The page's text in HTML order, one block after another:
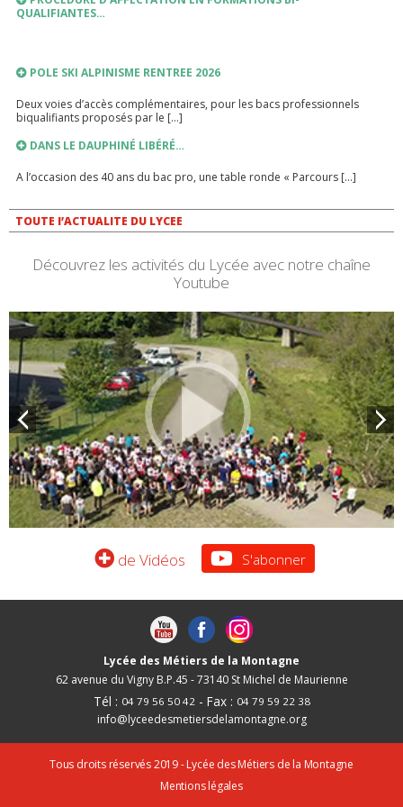
QUALIFIANTES…
POLE SKI ALPINISME RENTREE 2026
Deux voies d’accès complémentaires, pour les bacs professionnels
biqualifiants proposés par le […]
DANS LE DAUPHINÉ LIBÉRÉ…
A l’occasion des 40 ans du bac pro, une table ronde « Parcours […]
LIEN VERS PRONOTE
INSCRIPTIONS ANNEE SCOLAIRE 2026-2027
RENTREE SCOLAIRE 2026-2027
PLANNING DE RENTREE 2026 TROUSSEAU INTERNAT FOURNITURES
SCOLAIRES FRANÇAIS – HISTOIRE GEOGRAPHIE […]
SALON ALPTERNANCE
PROCEDURE D’AFFECTATION EN FORMATIONS BI-
QUALIFIANTES…
TOUTE l’ACTUALITE DU LYCEE
Découvrez les activités du Lycée avec notre chaîne
Youtube
de Vidéos S'abonner
Lycée des Métiers de la Montagne
62 avenue du Vigny B.P.45 - 73140 St Michel de Maurienne
Tél : 04 79 56 50 42- Fax : 04 79 59 22 38
info@lyceedesmetiersdelamontagne.org
Tous droits réservés 2019 - Lycée des Métiers de la Montagne
Mentions légales